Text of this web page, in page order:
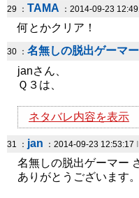
29 ： TAMA ：2014-09-23
何とかクリア！
30 ： 名無しの脱出ゲーマー
janさん、
Ｑ３は、
ネタバレ内容を表示
31 ： jan ：2014-09-23 12:53:17
名無しの脱出ゲーマー
ありがとうございます。